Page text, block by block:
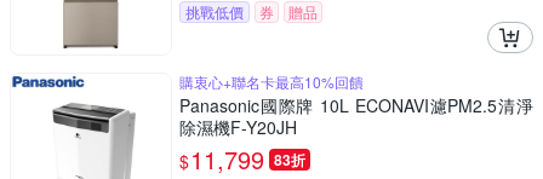
挑戰低價 券 贈品
購衷心+聯名卡最高10%回饋
Panasonic國際牌 10L ECONAVI濾PM2.5清淨
除濕機F-Y20JH
$11,799 83折